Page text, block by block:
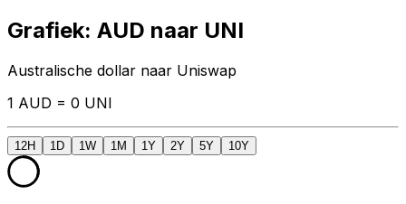
Grafiek: AUD naar UNI
Australische dollar naar Uniswap
1 AUD = 0 UNI
12H 1D 1W 1M 1Y 2Y 5Y 10Y